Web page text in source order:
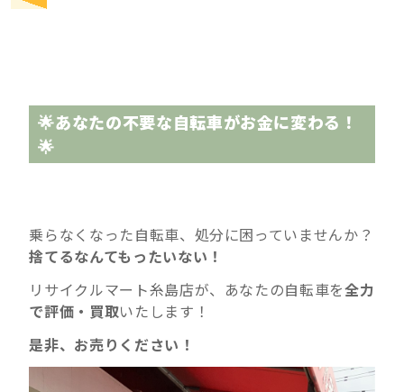
🌟あなたの不要な自転車がお金に変わる！
🌟
乗らなくなった自転車、処分に困っていませんか？
捨てるなんてもったいない！
リサイクルマート糸島店が、あなたの自転車を全力
で評価・買取いたします！
是非、お売りください！